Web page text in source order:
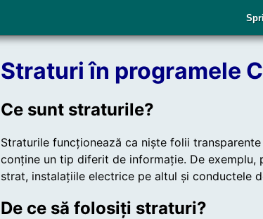
Straturi în programele
Ce sunt straturile?
Straturile funcționează ca niște folii
conține un tip diferit de informație. De exemplu,
strat, instalațiile electrice pe altul și conductele
De ce să folosiți straturi?